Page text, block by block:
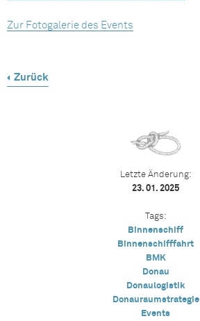
Zur Fotogalerie des Events
Zurück
Letzte Änderung:
23. 01. 2025
Tags:
Binnenschiff
Binnenschifffahrt
BMK
Donau
Donaulogistik
Donauraumstrategie
Events